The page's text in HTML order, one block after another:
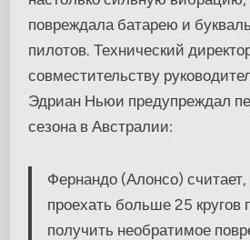
повреждала батарею и
пилотов. Технический
совместительству
Эдриан Ньюи предупреждал
сезона в Австралии:
Фернандо (Алонсо)
проехать больше 25 кругов
получить необратимое